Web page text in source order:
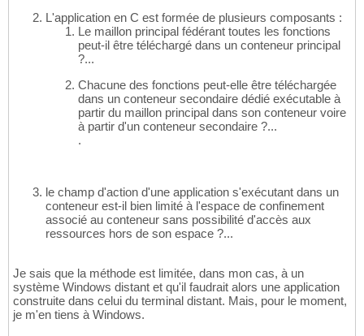
L'application en C est formée de plusieurs composants :
Le maillon principal fédérant toutes les fonctions
peut-il être téléchargé dans un conteneur principal
?...
Chacune des fonctions peut-elle être téléchargée
dans un conteneur secondaire dédié exécutable à
partir du maillon principal dans son conteneur voire
à partir d'un conteneur secondaire ?...
.
le champ d'action d'une application s'exécutant dans un
conteneur est-il bien limité à l'espace de confinement
associé au conteneur sans possibilité d'accès aux
ressources hors de son espace ?...
Je sais que la méthode est limitée, dans mon cas, à un
système Windows distant et qu'il faudrait alors une application
construite dans celui du terminal distant. Mais, pour le moment,
je m'en tiens à Windows.